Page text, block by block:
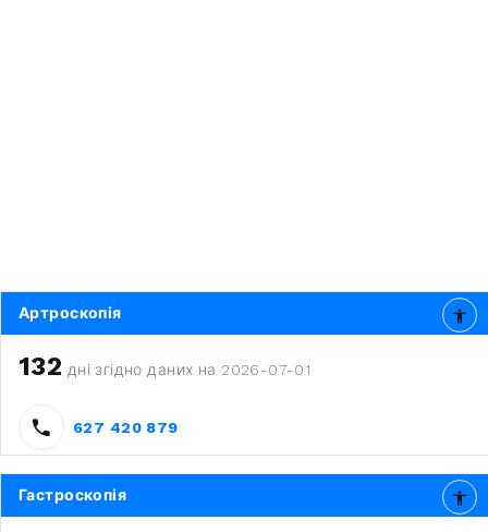
Артроскопія
132 дні згідно даних на 2026-07-01
627 420 879
Гастроскопія